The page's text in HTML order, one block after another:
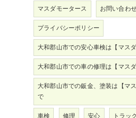
マスダモータース お問い合わ
プライバシーポリシー
大和郡山市での安心車検は【マス
大和郡山市での車の修理は【マス
大和郡山市での鈑金、塗装は【マ
で
車検 修理 安心 トラック